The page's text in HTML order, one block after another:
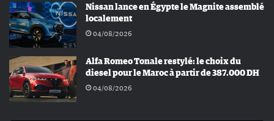
Nissan lance en Égypte le Magnite assemblé
localement
04/08/2026
Alfa Romeo Tonale restylé: le choix du
diesel pour le Maroc à partir de 387.000 DH
04/08/2026